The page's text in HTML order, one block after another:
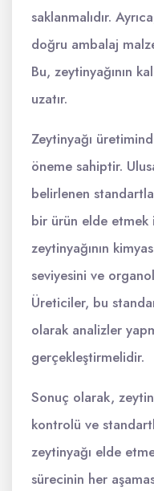
saklanmalıdır.
doğru ambalaj
Bu, zeytinyağının
uzatır.
Zeytinyağı
öneme sahiptir.
belirlenen
bir ürün elde
zeytinyağının
seviyesini ve
Üreticiler, bu
olarak analizler
gerçekleştirmelidir.
Sonuç olarak,
kontrolü ve
zeytinyağı elde
sürecinin her